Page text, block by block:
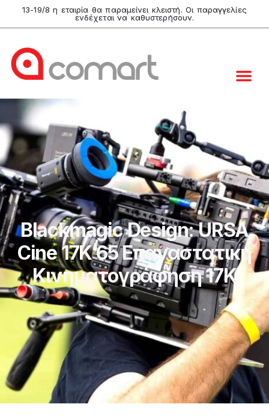
13-19/8 η εταιρία θα παραμείνει κλειστή. Οι παραγγελίες
ενδέχεται να καθυστερήσουν.
Blackmagic Design: URSA
Cine 17K 65 Επαναστατική
Κινηματογράφηση 17K